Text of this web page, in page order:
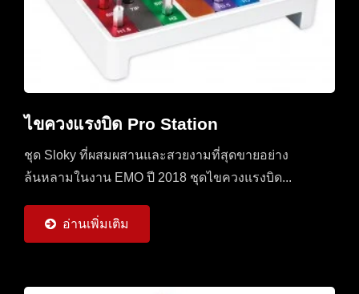
ไขควงแรงบิด Pro Station
ชุด Sloky ที่ผสมผสานและสวยงามที่สุดขายอย่าง
ล้นหลามในงาน EMO ปี 2018 ชุดไขควงแรงบิด...
อ่านเพิ่มเติม